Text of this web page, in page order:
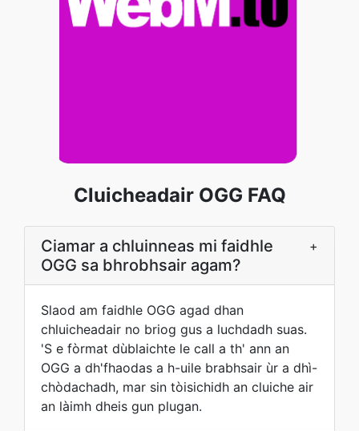
Cluicheadair OGG FAQ
Ciamar a chluinneas mi faidhle
OGG sa bhrobhsair agam?
+
Slaod am faidhle OGG agad dhan
chluicheadair no briog gus a luchdadh suas.
'S e fòrmat dùblaichte le call a th' ann an
OGG a dh'fhaodas a h-uile brabhsair ùr a dhì-
chòdachadh, mar sin tòisichidh an cluiche air
an làimh dheis gun plugan.